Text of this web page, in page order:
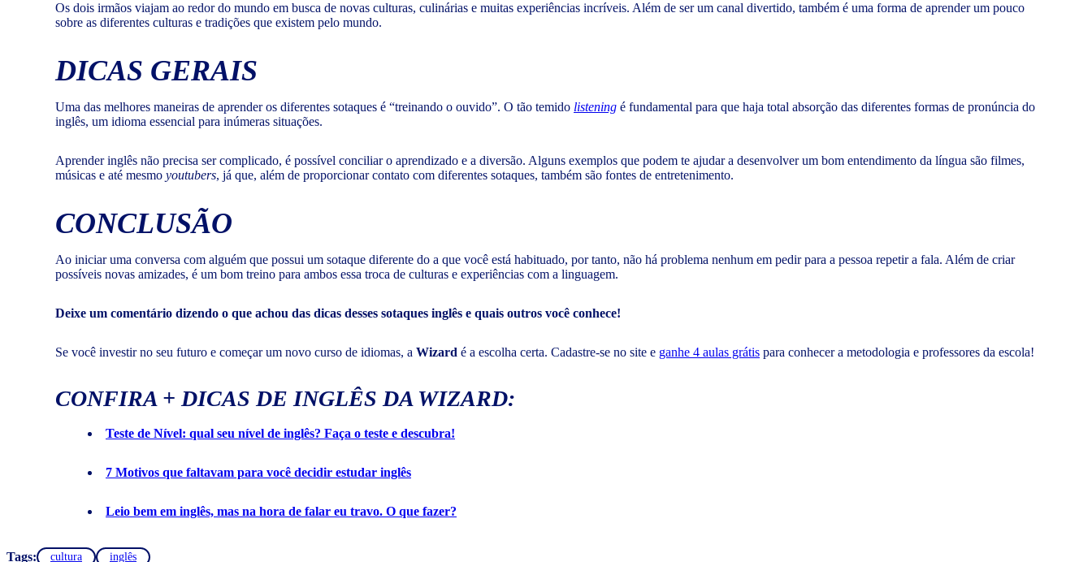
Os dois irmãos viajam ao redor do mundo em busca de novas culturas, culinárias e muitas experiências incríveis. Além de ser um canal divertido, também é uma forma de aprender um pouco
sobre as diferentes culturas e tradições que existem pelo mundo.
DICAS GERAIS
Uma das melhores maneiras de aprender os diferentes sotaques é “treinando o ouvido”. O tão temido listening é fundamental para que haja total absorção das diferentes formas de pronúncia do
inglês, um idioma essencial para inúmeras situações.
Aprender inglês não precisa ser complicado, é possível conciliar o aprendizado e a diversão. Alguns exemplos que podem te ajudar a desenvolver um bom entendimento da língua são filmes,
músicas e até mesmo youtubers, já que, além de proporcionar contato com diferentes sotaques, também são fontes de entretenimento.
CONCLUSÃO
Ao iniciar uma conversa com alguém que possui um sotaque diferente do a que você está habituado, por tanto, não há problema nenhum em pedir para a pessoa repetir a fala. Além de criar
possíveis novas amizades, é um bom treino para ambos essa troca de culturas e experiências com a linguagem.
Deixe um comentário dizendo o que achou das dicas desses sotaques inglês e quais outros você conhece!
Se você investir no seu futuro e começar um novo curso de idiomas, a Wizard é a escolha certa. Cadastre-se no site e ganhe 4 aulas grátis para conhecer a metodologia e professores da escola!
CONFIRA + DICAS DE INGLÊS DA WIZARD:
Teste de Nível: qual seu nível de inglês? Faça o teste e descubra!
7 Motivos que faltavam para você decidir estudar inglês
Leio bem em inglês, mas na hora de falar eu travo. O que fazer?
Tags: cultura inglês